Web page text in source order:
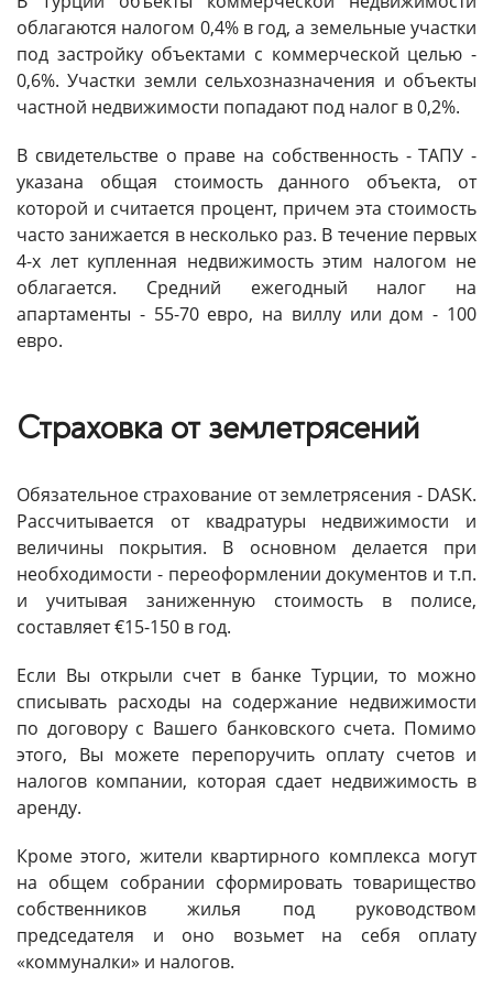
облагаются налогом 0,4% в год, а земельные участки
под застройку объектами с коммерческой целью -
0,6%. Участки земли сельхозназначения и объекты
частной недвижимости попадают под налог в 0,2%.
В свидетельстве о праве на собственность - ТАПУ -
указана общая стоимость данного объекта, от
которой и считается процент, причем эта стоимость
часто занижается в несколько раз. В течение первых
4-х лет купленная недвижимость этим налогом не
облагается. Средний ежегодный налог на
апартаменты - 55-70 евро, на виллу или дом - 100
евро.
Страховка от землетрясений
Обязательное страхование от землетрясения - DASK.
Рассчитывается от квадратуры недвижимости и
величины покрытия. В основном делается при
необходимости - переоформлении документов и т.п.
и учитывая заниженную стоимость в полисе,
составляет €15-150 в год.
Если Вы открыли счет в банке Турции, то можно
списывать расходы на содержание недвижимости
по договору с Вашего банковского счета. Помимо
этого, Вы можете перепоручить оплату счетов и
налогов компании, которая сдает недвижимость в
аренду.
Кроме этого, жители квартирного комплекса могут
на общем собрании сформировать товарищество
собственников жилья под руководством
председателя и оно возьмет на себя оплату
«коммуналки» и налогов.